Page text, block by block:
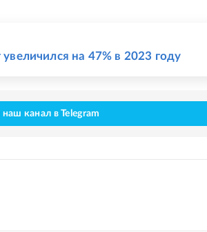
на 47% в 2023 году
канал в Telegram